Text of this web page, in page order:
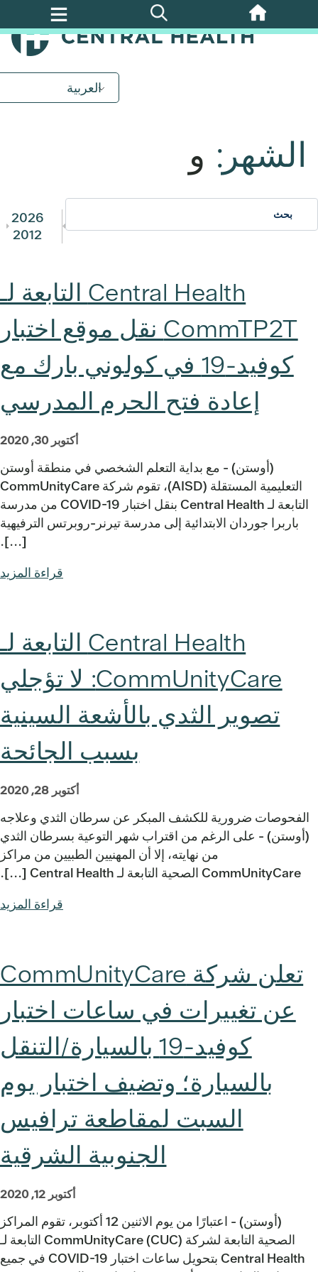
تخطي
إلى
العربية
الشهر: و
2026
2012
Central Health التابعة لـ
CommTP2T نقل موقع اختبار
كوفيد-19 في كولوني بارك مع
إعادة فتح الحرم المدرسي
أكتوبر 30, 2020
(أوستن) - مع بداية التعلم الشخصي في منطقة أوستن
التعليمية المستقلة (AISD)، تقوم شركة CommUnityCare
التابعة لـ Central Health بنقل اختبار COVID-19 من مدرسة
باربرا جوردان الابتدائية إلى مدرسة تيرنر-روبرتس الترفيهية
[...].
قراءة المزيد
Central Health التابعة لـ
CommUnityCare: لا تؤجلي
تصوير الثدي بالأشعة السينية
بسبب الجائحة
أكتوبر 28, 2020
الفحوصات ضرورية للكشف المبكر عن سرطان الثدي وعلاجه
(أوستن) - على الرغم من اقتراب شهر التوعية بسرطان الثدي
من نهايته، إلا أن المهنيين الطبيين من مراكز
CommUnityCare الصحية التابعة لـ Central Health [...].
قراءة المزيد
تعلن شركة CommUnityCare
عن تغييرات في ساعات اختبار
كوفيد-19 بالسيارة/التنقل
بالسيارة؛ وتضيف اختبار يوم
السبت لمقاطعة ترافيس
الجنوبية الشرقية
أكتوبر 12, 2020
(أوستن) - اعتبارًا من يوم الاثنين 12 أكتوبر، تقوم المراكز
الصحية التابعة لشركة CommUnityCare (CUC) التابعة لـ
Central Health بتحويل ساعات اختبار COVID-19 في جميع